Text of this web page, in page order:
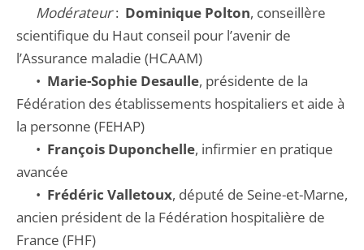
Modérateur: Dominique Polton, conseillère
scientifique du Haut conseil pour l’avenir de
l’Assurance maladie (HCAAM)
• Marie-Sophie Desaulle, présidente de la
Fédération des établissements hospitaliers et aide à
la personne (FEHAP)
• François Duponchelle, infirmier en pratique
avancée
• Frédéric Valletoux, député de Seine-et-Marne,
ancien président de la Fédération hospitalière de
France (FHF)